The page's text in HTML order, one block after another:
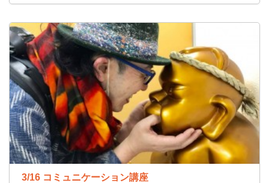
3/16 コミュニケーション講座